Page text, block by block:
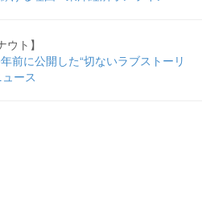
ト】
前に公開した“切ないラブストーリ
ース